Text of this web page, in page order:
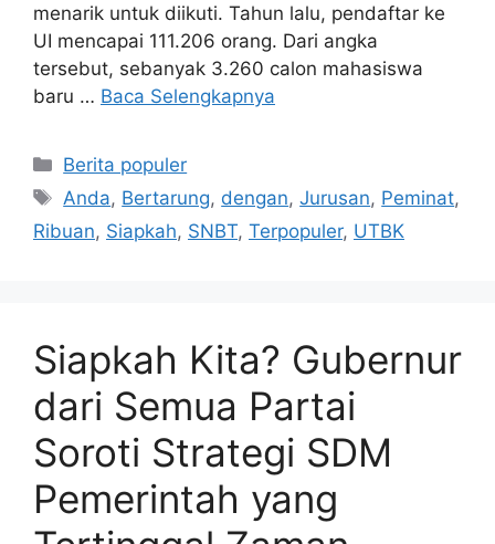
menarik untuk diikuti. Tahun lalu, pendaftar ke
UI mencapai 111.206 orang. Dari angka
tersebut, sebanyak 3.260 calon mahasiswa
baru … Baca Selengkapnya
Kategori
Berita populer
Tag
Anda, Bertarung, dengan,Jurusan, Peminat,
Ribuan, Siapkah, SNBT, Terpopuler, UTBK
Siapkah Kita? Gubernur
dari Semua Partai
Soroti Strategi SDM
Pemerintah yang